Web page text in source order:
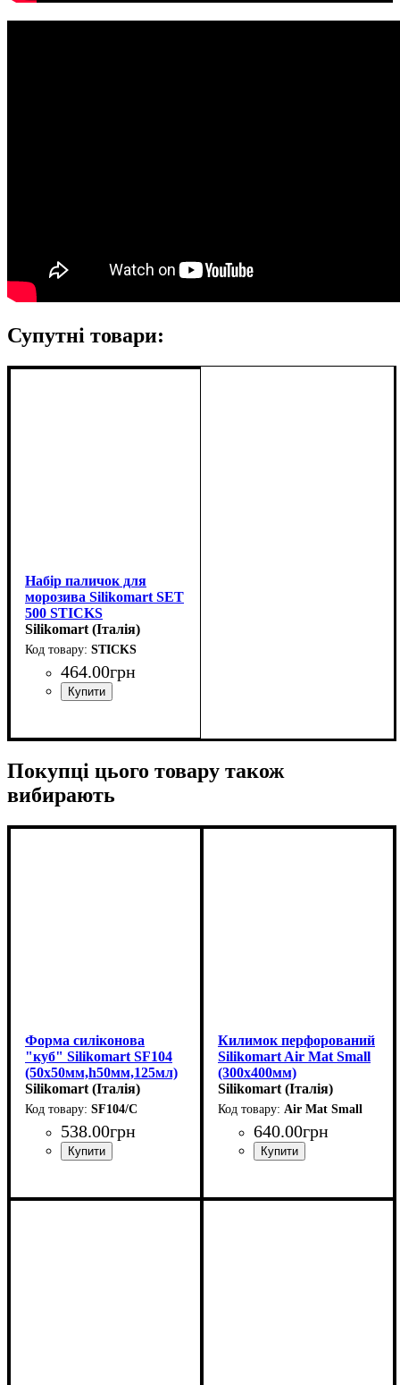
Супутні товари:
Набір паличок для
морозива Silikomart SET
500 STICKS
(114x9.8мм,h2.1мм)
Silikomart (Італія)
STICKS
464.00грн
Покупці цього товару також
вибирають
Форма силіконова
"куб" Silikomart SF104
(50х50мм,h50мм,125мл)
Silikomart (Італія)
SF104/C
538.00грн
Килимок перфорований
Silikomart Air Mat Small
(300x400мм)
Silikomart (Італія)
Air Mat Small
640.00грн